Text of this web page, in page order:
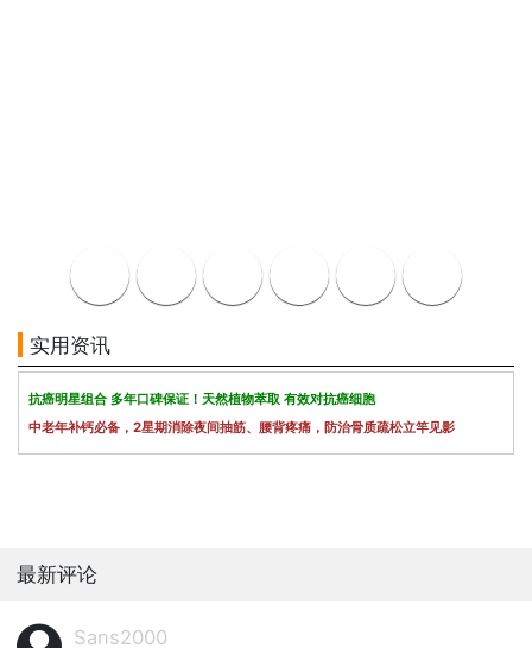
实用资讯
抗癌明星组合 多年口碑保证！天然植物萃取 有效对抗癌细胞
中老年补钙必备，2星期消除夜间抽筋、腰背疼痛，防治骨质疏松立竿见影
最新评论
Sans2000